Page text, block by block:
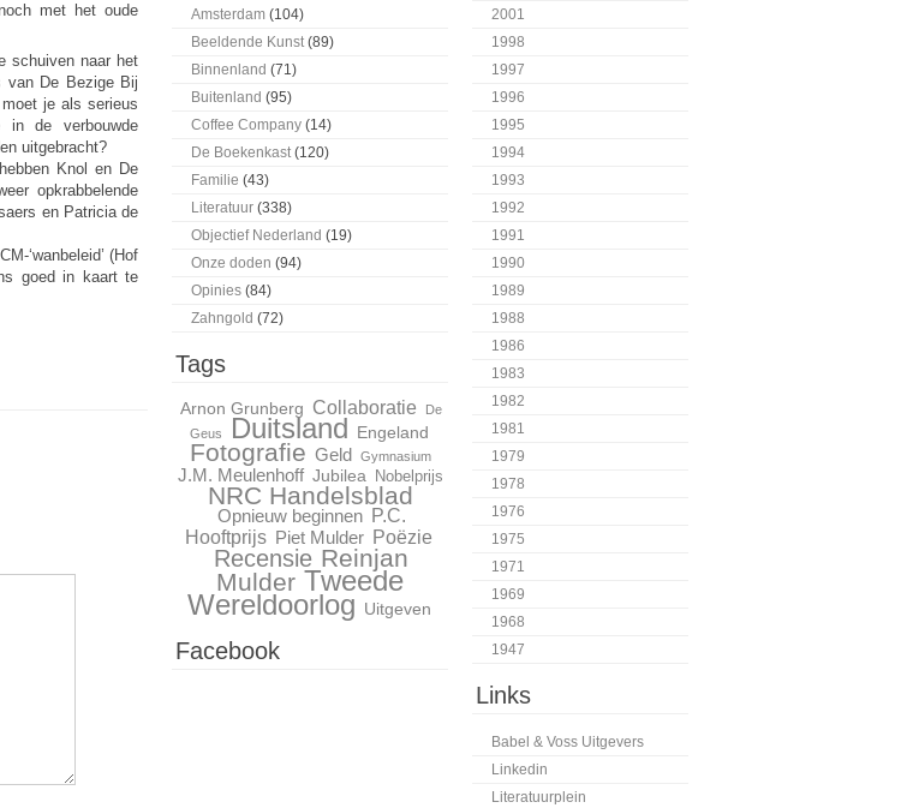
met het oude
schuiven naar het
van De Bezige Bij
je als serieus
in de verbouwde
uitgebracht?
Knol en De
opkrabbelende
en Patricia de
‘wanbeleid’ (Hof
goed in kaart te
Amsterdam (104)
Beeldende Kunst(89)
Binnenland (71)
Buitenland (95)
Coffee Company (14)
De Boekenkast(120)
Familie (43)
Literatuur (338)
Objectief Nederland (19)
Onze doden (94)
Opinies (84)
Zahngold (72)
Tags
Arnon Grunberg Collaboratie
De
Geus
Duitsland Engeland
Fotografie Geld Gymnasium
J.M. Meulenhoff Jubilea Nobelprijs
NRC Handelsblad
Opnieuw beginnen P.C.
Hooftprijs Piet Mulder Poëzie
Recensie Reinjan
Mulder Tweede
Wereldoorlog Uitgeven
Facebook
2001
1998
1997
1996
1995
1994
1993
1992
1991
1990
1989
1988
1986
1983
1982
1981
1979
1978
1976
1975
1971
1969
1968
1947
Links
Babel & Voss Uitgevers
Linkedin
Literatuurplein